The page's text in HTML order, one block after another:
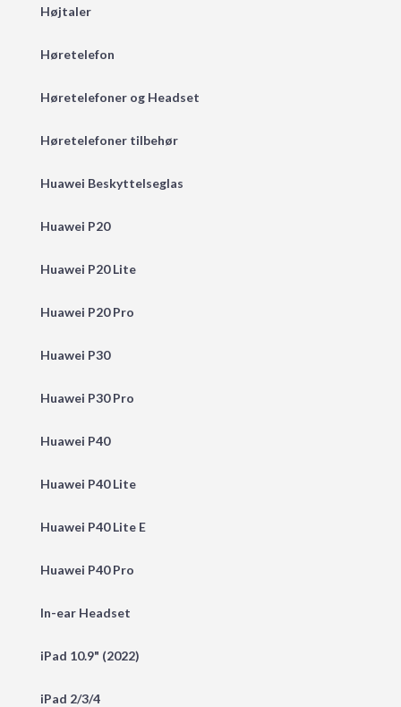
Højtaler
Høretelefon
Høretelefoner og Headset
Høretelefoner tilbehør
Huawei Beskyttelseglas
Huawei P20
Huawei P20 Lite
Huawei P20 Pro
Huawei P30
Huawei P30 Pro
Huawei P40
Huawei P40 Lite
Huawei P40 Lite E
Huawei P40 Pro
In-ear Headset
iPad 10.9" (2022)
iPad 2/3/4